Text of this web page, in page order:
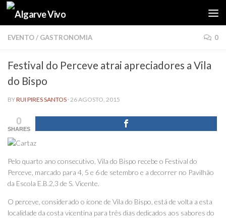
Skip to content
EVENTO/ GASTRONOMIA 0
Festival do Perceve atrai apreciadores a Vila
do Bispo
BYRUI PIRES SANTOS ·26 AGOSTO, 2015
0
SHARES
Pelo quarto ano consecutivo, Vila do Bispo recebe o Festival do
Perceve, marcado para 4, 5 e 6 de setembro e a decorrer no Pavilhão
da Escola E.B.2,3 de S. Vicente.
O perceve, considerado o ícone de Vila do Bispo, está de volta a esta
localidade da costa vicentina para três dias dedicados aos sabores do